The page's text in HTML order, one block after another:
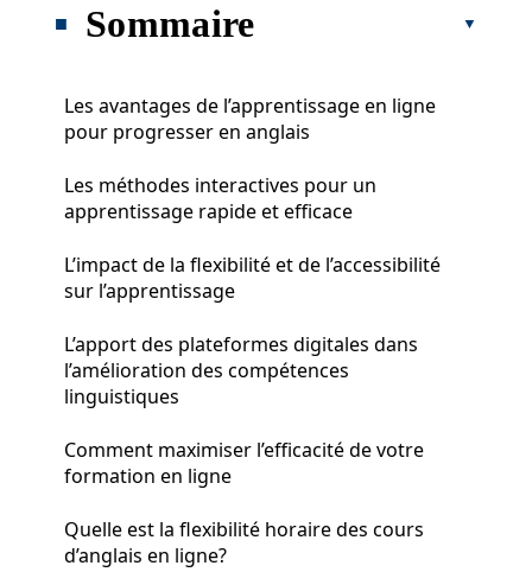
Sommaire
Les avantages de l’apprentissage en ligne
pour progresser en anglais
Les méthodes interactives pour un
apprentissage rapide et efficace
L’impact de la flexibilité et de l’accessibilité
sur l’apprentissage
L’apport des plateformes digitales dans
l’amélioration des compétences
linguistiques
Comment maximiser l’efficacité de votre
formation en ligne
Quelle est la flexibilité horaire des cours
d’anglais en ligne?